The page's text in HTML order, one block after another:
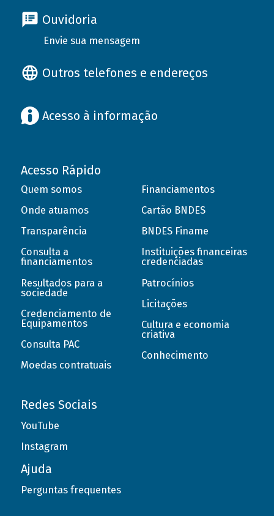
Ouvidoria
Envie sua mensagem
Outros telefones e endereços
Acesso à informação
Acesso Rápido
Quem somos
Onde atuamos
Transparência
Consulta a
financiamentos
Resultados para a
sociedade
Credenciamento de
Equipamentos
Consulta PAC
Moedas contratuais
Financiamentos
Cartão BNDES
BNDES Finame
Instituições financeiras
credenciadas
Patrocínios
Licitações
Cultura e economia
criativa
Conhecimento
Redes Sociais
YouTube
Instagram
Ajuda
Perguntas frequentes